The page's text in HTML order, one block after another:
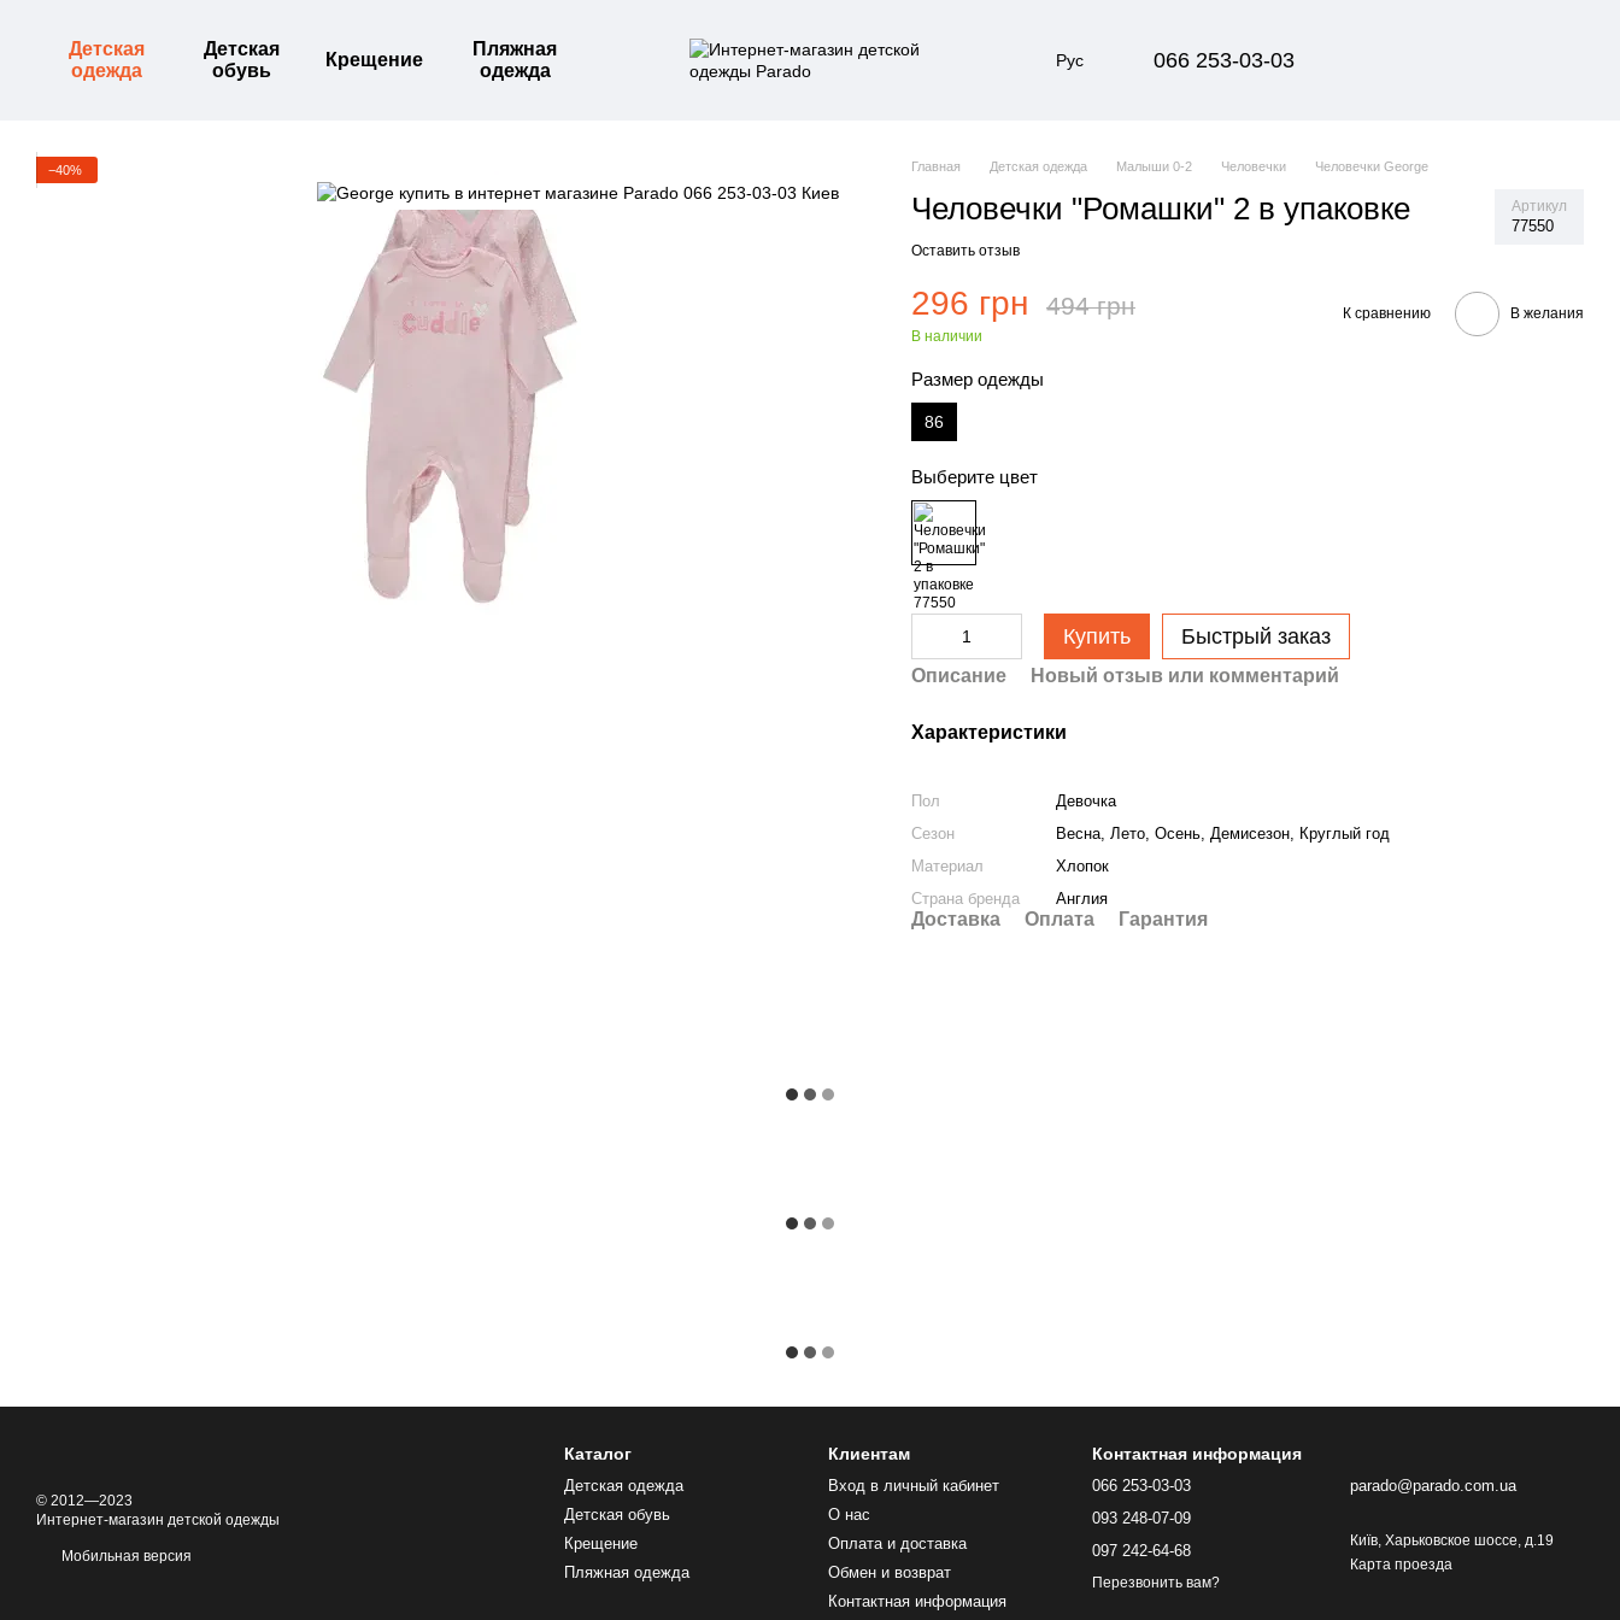
Детская
одежда
Детская
обувь
Крещение
Пляжная
одежда
Рус 066 253-03-03
−40% Главная Детская одежда Малыши 0-2 Человечки Человечки George
Человечки "Ромашки" 2 в упаковке Артикул
77550
Оставить отзыв
296 грн 494 грн
В наличии
К сравнению В желания
Размер одежды
86
Выберите цвет
Купить Быстрый заказ
Описание Новый отзыв или комментарий
Характеристики
Пол
Девочка
Сезон
Весна, Лето, Осень, Демисезон, Круглый год
Материал
Хлопок
Страна бренда
Англия
Доставка Оплата Гарантия
© 2012—2023
Интернет-магазин детской одежды
Мобильная версия
Каталог
Детская одежда
Детская обувь
Крещение
Пляжная одежда
Клиентам
Вход в личный кабинет
О нас
Оплата и доставка
Обмен и возврат
Контактная информация
Контактная информация
066 253-03-03
093 248-07-09
097 242-64-68
Перезвонить вам?
parado@parado.com.ua
Київ, Харьковское шоссе, д.19
Карта проезда